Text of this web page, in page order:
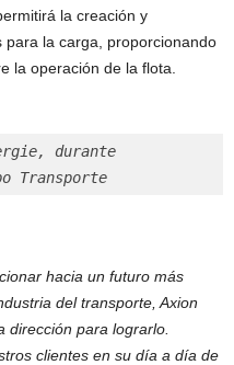
la creación y
la carga, proporcionando
la operación de la flota.
durante
Transporte
hacia un futuro más
del transporte, Axion
dirección para lograrlo.
clientes en su día a día de